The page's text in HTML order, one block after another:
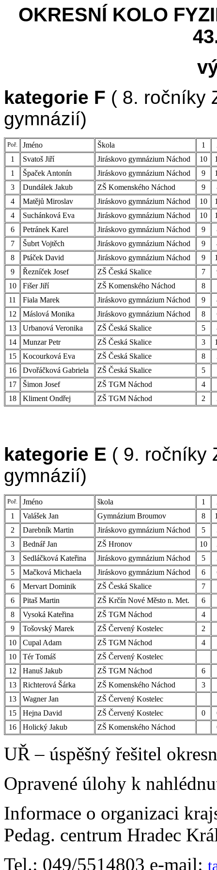
OKRESNÍ KOLO
kategorie F ( 8. ročníky
gymnázií)
Poř. Jméno Škola 1
1
Svatoš Jiří Jiráskovo gymnázium Náchod 10
1
Špaček Antonín Jiráskovo gymnázium Náchod 9
3
Dundálek Jakub ZŠ Komenského Náchod 9
4
Matějů Miroslav Jiráskovo gymnázium Náchod 10
4
Suchánková Eva Jiráskovo gymnázium Náchod 10
6
Petránek Karel Jiráskovo gymnázium Náchod 9
7
Šubrt Vojtěch Jiráskovo gymnázium Náchod 9
8
Ptáček David Jiráskovo gymnázium Náchod 9
9
Řezníček Josef ZŠ Česká Skalice 7
10
Fišer Jiří ZŠ Komenského Náchod 8
11
Fiala Marek Jiráskovo gymnázium Náchod 9
12
Máslová Monika Jiráskovo gymnázium Náchod 8
13
Urbanová Veronika ZŠ Česká Skalice 5
14
Munzar Petr ZŠ Česká Skalice 3
15
Kocourková Eva ZŠ Česká Skalice 8
16
Dvořáčková Gabriela ZŠ Česká Skalice 5
17
Šimon Josef ZŠ TGM Náchod 4
18
Kliment Ondřej ZŠ TGM Náchod 2
kategorie E ( 9. ročníky
gymnázií)
Poř. Jméno škola 1
1
Valášek Jan Gymnázium Broumov 8
2
Darebník Martin Jiráskovo gymnázium Náchod 5
3
Bednář Jan ZŠ Hronov 10
3
Sedláčková Kateřina Jiráskovo gymnázium Náchod 5
5
Mačková Michaela Jiráskovo gymnázium Náchod 6
6
Mervart Dominik ZŠ Česká Skalice 7
6
Pitaš Martin ZŠ Krčín Nové Město n. Met.
6
8
Vysoká Kateřina ZŠ TGM Náchod
4
9
Tošovský Marek ZŠ Červený Kostelec
2
10
Cupal Adam ZŠ TGM Náchod
4
10
Tér Tomáš
ZŠ Červený Kostelec
12
Hanuš Jakub ZŠ TGM Náchod
6
13
Richterová Šárka ZŠ Komenského Náchod 3
13
Wagner Jan
ZŠ Červený Kostelec
15
Hejna David ZŠ Červený Kostelec 0
16
Holický Jakub ZŠ Komenského Náchod
UŘ – úspěšný řešitel
Opravené úlohy k
Informace o organizaci
Pedag. centrum Hradec
Tel.: 049/5514803 e-mail: